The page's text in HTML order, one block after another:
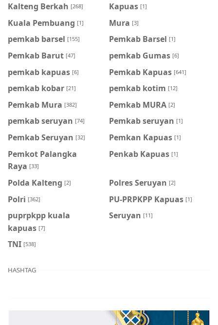
Kalteng Berkah [268] Kapuas [1]
Kuala Pembuang [1] Mura [3]
pemkab barsel [155] Pemkab Barsel [1]
Pemkab Barut [47] pemkab Gumas [6]
pemkab kapuas [6] Pemkab Kapuas [641]
pemkab kobar [21] pemkab kotim [12]
Pemkab Mura [382] Pemkab MURA [2]
pemkab seruyan [74] Pemkab seruyan [1]
Pemkab Seruyan [32] Pemkan Kapuas [1]
Pemkot Palangka
Raya [33]
Penkab Kapuas [1]
Polda Kalteng [2] Polres Seruyan [2]
Polri [362] PU-PRPKPP Kapuas [1]
puprpkpp kuala
kapuas [7]
Seruyan [11]
TNI [538]
HASHTAG